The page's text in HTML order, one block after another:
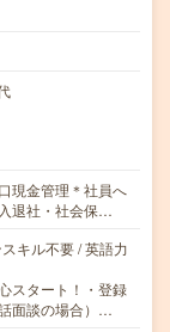
現金管理＊社員へ
退社・社会保…
キル不要 / 英語力
スタート！・登録
面談の場合）…